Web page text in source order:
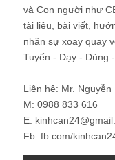
và Con người như
tài liệu, bài viết,
nhân sự xoay quay
Tuyển - Dạy - Dùng
Liên hệ: Mr.
M: 0988 833 616
E:
Fb: fb.com/